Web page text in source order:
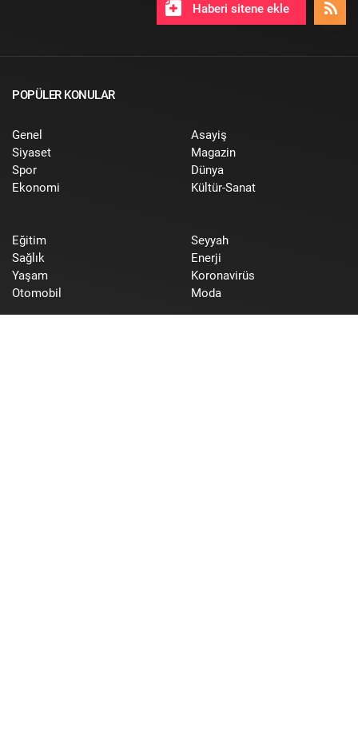
Haberi sitene ekle
POPÜLER KONULAR
Genel
Siyaset
Spor
Ekonomi
Asayiş
Magazin
Dünya
Kültür-Sanat
Eğitim
Sağlık
Yaşam
Otomobil
Seyyah
Enerji
Koronavirüs
Moda